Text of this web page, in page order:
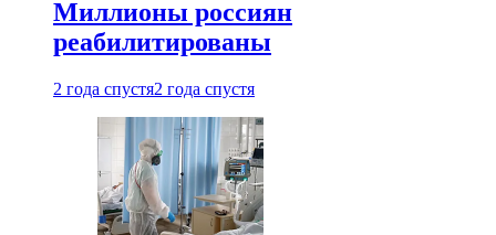
Миллионы россиян
реабилитированы
2 года спустя2 года спустя